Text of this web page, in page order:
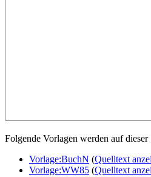
Folgende Vorlagen werden auf dieser
Vorlage:BuchN (Quelltext
Vorlage:WW85 (Quelltext